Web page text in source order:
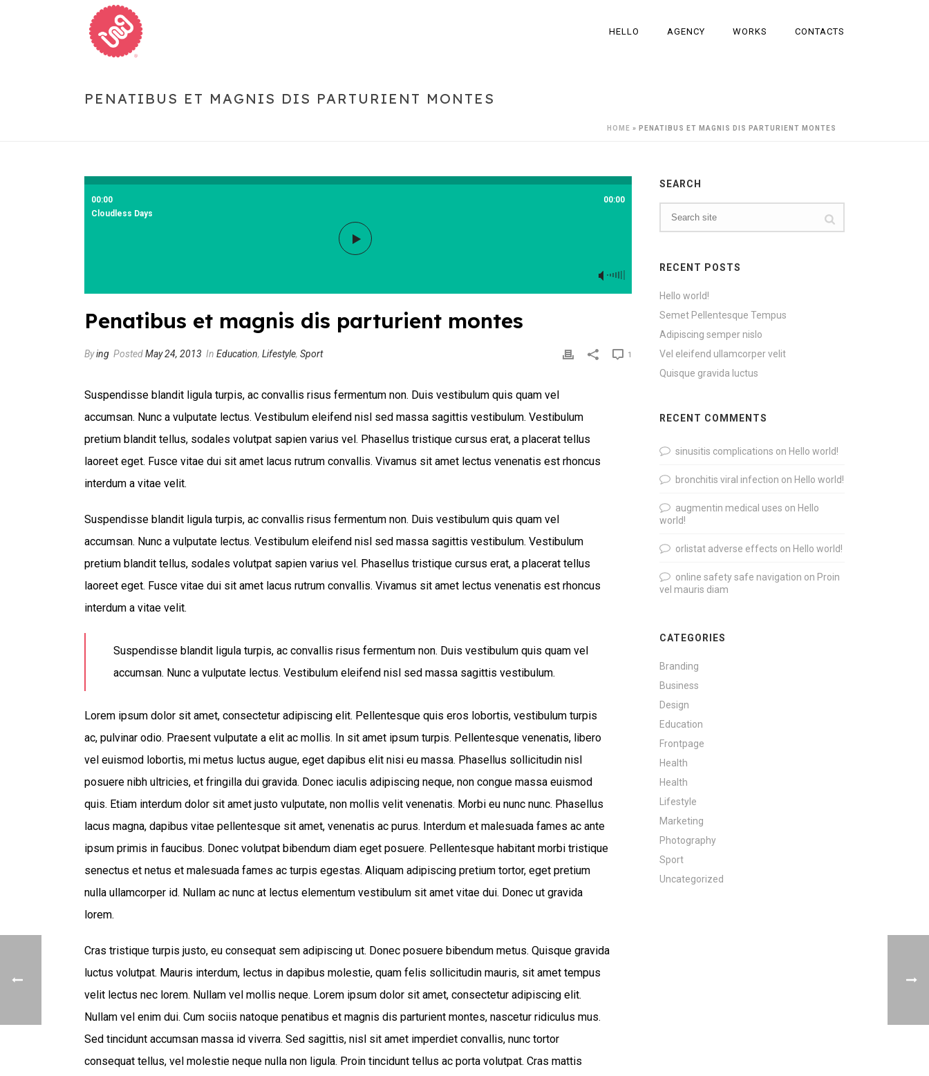
HELLO AGENCY WORKS CONTACTS
PENATIBUS ET MAGNIS DIS PARTURIENT MONTES
HOME » PENATIBUS ET MAGNIS DIS PARTURIENT MONTES
00:00
00:00
Cloudless Days
Penatibus et magnis dis parturient montes
Bying PostedMay 24, 2013 In Education, Lifestyle, Sport 1
Suspendisse blandit ligula turpis, ac convallis risus fermentum non. Duis vestibulum quis quam vel
accumsan. Nunc a vulputate lectus. Vestibulum eleifend nisl sed massa sagittis vestibulum. Vestibulum
pretium blandit tellus, sodales volutpat sapien varius vel. Phasellus tristique cursus erat, a placerat tellus
laoreet eget. Fusce vitae dui sit amet lacus rutrum convallis. Vivamus sit amet lectus venenatis est rhoncus
interdum a vitae velit.
Suspendisse blandit ligula turpis, ac convallis risus fermentum non. Duis vestibulum quis quam vel
accumsan. Nunc a vulputate lectus. Vestibulum eleifend nisl sed massa sagittis vestibulum. Vestibulum
pretium blandit tellus, sodales volutpat sapien varius vel. Phasellus tristique cursus erat, a placerat tellus
laoreet eget. Fusce vitae dui sit amet lacus rutrum convallis. Vivamus sit amet lectus venenatis est rhoncus
interdum a vitae velit.
Suspendisse blandit ligula turpis, ac convallis risus fermentum non. Duis vestibulum quis quam vel
accumsan. Nunc a vulputate lectus. Vestibulum eleifend nisl sed massa sagittis vestibulum.
Lorem ipsum dolor sit amet, consectetur adipiscing elit. Pellentesque quis eros lobortis, vestibulum turpis
ac, pulvinar odio. Praesent vulputate a elit ac mollis. In sit amet ipsum turpis. Pellentesque venenatis, libero
vel euismod lobortis, mi metus luctus augue, eget dapibus elit nisi eu massa. Phasellus sollicitudin nisl
posuere nibh ultricies, et fringilla dui gravida. Donec iaculis adipiscing neque, non congue massa euismod
quis. Etiam interdum dolor sit amet justo vulputate, non mollis velit venenatis. Morbi eu nunc nunc. Phasellus
lacus magna, dapibus vitae pellentesque sit amet, venenatis ac purus. Interdum et malesuada fames ac ante
ipsum primis in faucibus. Donec volutpat bibendum diam eget posuere. Pellentesque habitant morbi tristique
senectus et netus et malesuada fames ac turpis egestas. Aliquam adipiscing pretium tortor, eget pretium
nulla ullamcorper id. Nullam ac nunc at lectus elementum vestibulum sit amet vitae dui. Donec ut gravida
lorem.
Cras tristique turpis justo, eu consequat sem adipiscing ut. Donec posuere bibendum metus. Quisque gravida
luctus volutpat. Mauris interdum, lectus in dapibus molestie, quam felis sollicitudin mauris, sit amet tempus
velit lectus nec lorem. Nullam vel mollis neque. Lorem ipsum dolor sit amet, consectetur adipiscing elit.
Nullam vel enim dui. Cum sociis natoque penatibus et magnis dis parturient montes, nascetur ridiculus mus.
Sed tincidunt accumsan massa id viverra. Sed sagittis, nisl sit amet imperdiet convallis, nunc tortor
consequat tellus, vel molestie neque nulla non ligula. Proin tincidunt tellus ac porta volutpat. Cras mattis
SEARCH
RECENT POSTS
Hello world!
Semet Pellentesque Tempus
Adipiscing semper nislo
Vel eleifend ullamcorper velit
Quisque gravida luctus
RECENT COMMENTS
sinusitis complications on Hello world!
bronchitis viral infection on Hello world!
augmentin medical uses on Hello
world!
orlistat adverse effects on Hello world!
online safety safe navigation on Proin
vel mauris diam
CATEGORIES
Branding
Business
Design
Education
Frontpage
Health
Health
Lifestyle
Marketing
Photography
Sport
Uncategorized